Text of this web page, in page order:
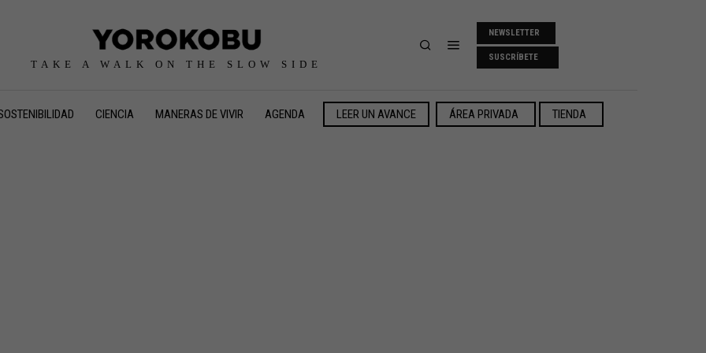
TAKE A WALK ON THE SLOW SIDE
NEWSLETTER
SUSCRÍBETE
CIENCIA MANERAS DE VIVIR AGENDA LEER UN AVANCE ÁREA PRIVADA TIENDA